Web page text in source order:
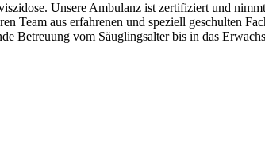
Unsere Ambulanz ist zertifiziert und
Team aus erfahrenen und speziell geschulten
Betreuung vom Säuglingsalter bis in das